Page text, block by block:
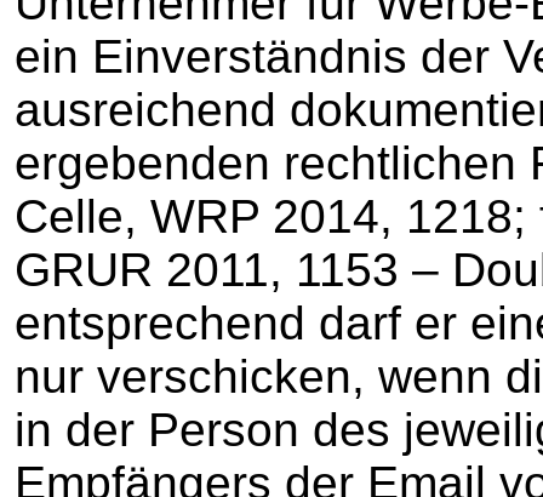
ein Einverständnis der
ausreichend
ergebenden rechtlichen
Celle, WRP 2014,
GRUR 2011, 1153 –
entsprechend darf er
nur verschicken, wenn
in der Person des
Empfängers der Email